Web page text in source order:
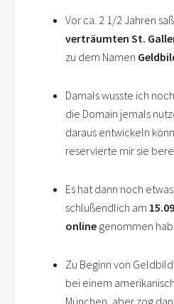
Vor ca. 2 1/2 Jahren
verträumten St.
zu dem Namen
Damals wusste ich
die Domain jemals
daraus entwickeln
reservierte mir sie
Es hat dann noch
schlußendlich am
online genommen
Zu Beginn von
bei einem
München, aber zog